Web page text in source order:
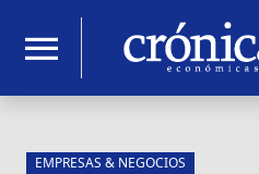
menu
EMPRESAS & NEGOCIOS